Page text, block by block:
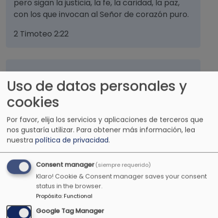
pero sigan la justicia, la fe, la caridad, la paz,
con los que invocan al Señor de corazón puro.
2 Timoteo 2:22
Te mostraré y te enseñaré el camino por el
cual tú irás. Te guiaré con mis ojos
Tú eres mi refugio, me guardarás de la
angustia, me rodearás con cantos de
liberación.
Salmos 32:7
Uso de datos personales y
cookies
Por favor, elija los servicios y aplicaciones de terceros que
nos gustaría utilizar. Para obtener más información, lea
nuestra política de privacidad.
Consent manager(siempre requerido)
Klaro! Cookie & Consent manager saves your consent
status in the browser.
Propósito:Functional
Google Tag Manager